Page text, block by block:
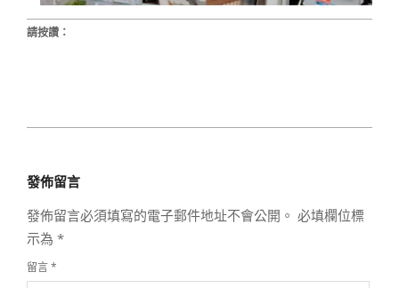
請按讚：
20
發佈留言
發佈留言必須填寫的電子郵件地址不會公開。 必填欄位標
示為 *
留言*